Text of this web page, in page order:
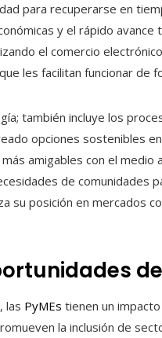
para recuperarse en
y el rápido
el comercio
les facilitan funcionar de
también incluye los
opciones sostenibles
amigables con el
de comunidades
su posición en mercados
las PyMEs tienen un
la inclusión de